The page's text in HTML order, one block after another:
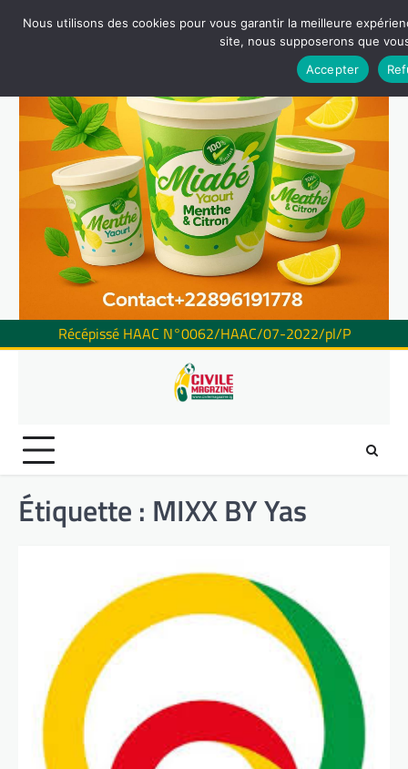
Récépissé HAAC N°0062/HAAC/07-2022/pl/P
Étiquette : MIXX BY Yas
Nous utilisons des cookies pour vous garantir la meilleure
site, nous supposerons que
Accepter